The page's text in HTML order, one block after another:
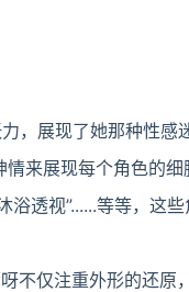
，展现了她那种性
来展现每个角色的
浴透视”......等等，
不仅注重外形的还原